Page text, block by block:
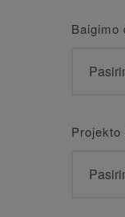
Baigimo
Projekto